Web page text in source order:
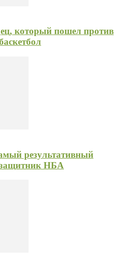
который пошел против
результативный
НБА